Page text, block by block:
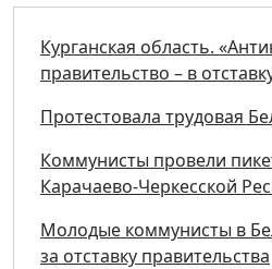
Курганская область.
правительство – в
Протестовала трудовая
Коммунисты провели
Карачаево-Черкесской
Молодые коммунисты в
за отставку правительства